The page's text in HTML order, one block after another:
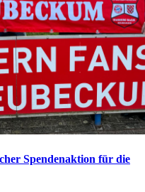
Spendenaktion für die